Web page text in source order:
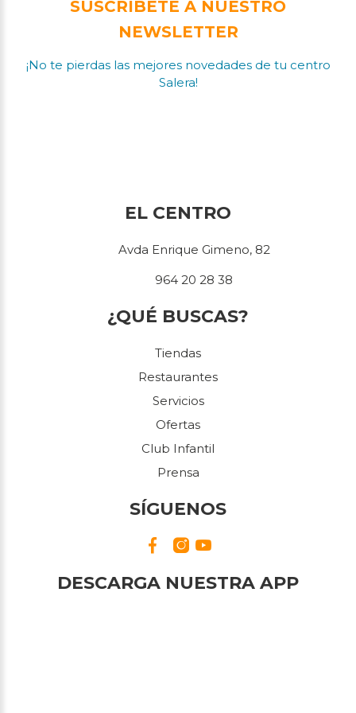
SUSCRÍBETE A NUESTRO
NEWSLETTER
¡No te pierdas las mejores novedades de tu centro
Salera!
EL CENTRO
Avda Enrique Gimeno, 82
964 20 28 38
¿QUÉ BUSCAS?
Tiendas
Restaurantes
Servicios
Ofertas
Club Infantil
Prensa
SÍGUENOS
DESCARGA NUESTRA APP